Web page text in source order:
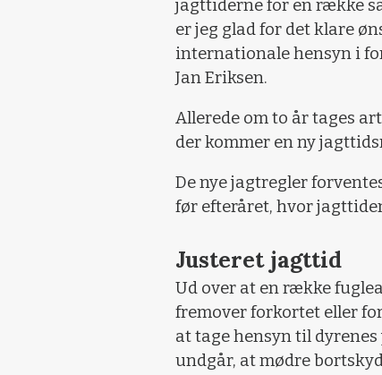
jagttiderne for en række
er jeg glad for det klare
internationale hensyn i
Jan Eriksen.
Allerede om to år tages
der kommer en ny
De nye jagtregler
før efteråret, hvor
Justeret jagttid
Ud over at en række
fremover forkortet eller
at tage hensyn til
undgår, at mødre